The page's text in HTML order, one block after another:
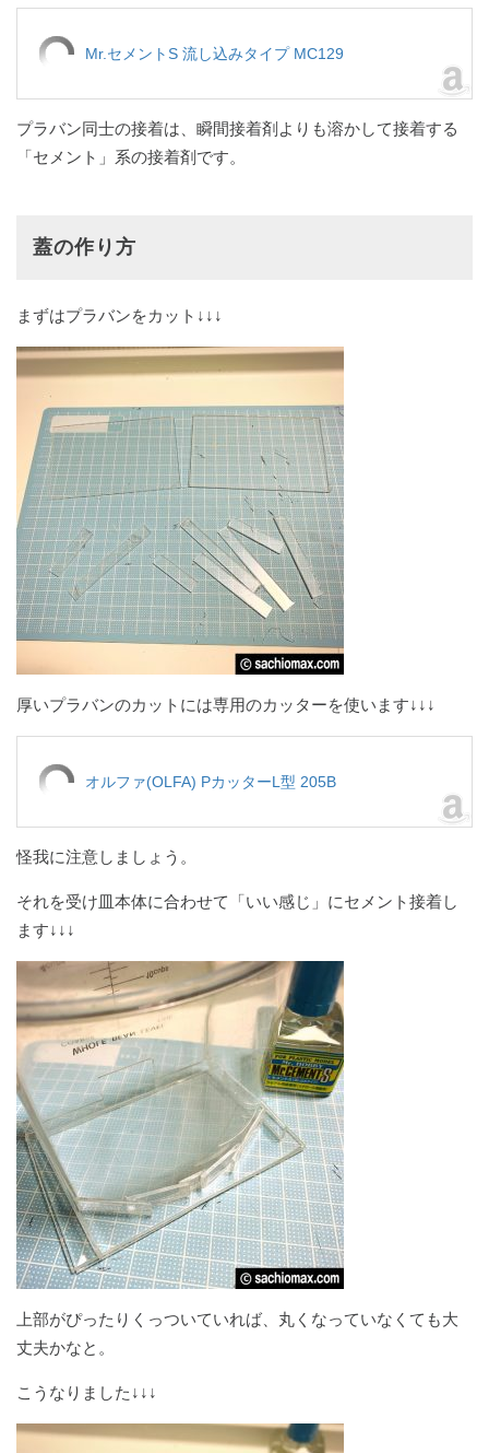
Mr.セメントS 流し込みタイプ MC129
プラバン同士の接着は、瞬間接着剤よりも溶かして接着する
「セメント」系の接着剤です。
蓋の作り方
まずはプラバンをカット↓↓↓
厚いプラバンのカットには専用のカッターを使います↓↓↓
オルファ(OLFA) PカッターL型 205B
怪我に注意しましょう。
それを受け皿本体に合わせて「いい感じ」にセメント接着し
ます↓↓↓
上部がぴったりくっついていれば、丸くなっていなくても大
丈夫かなと。
こうなりました↓↓↓